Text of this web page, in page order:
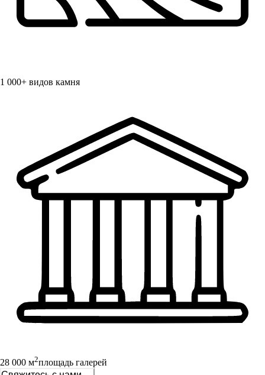
1 000+ видов камня
28 000 м2площадь галерей